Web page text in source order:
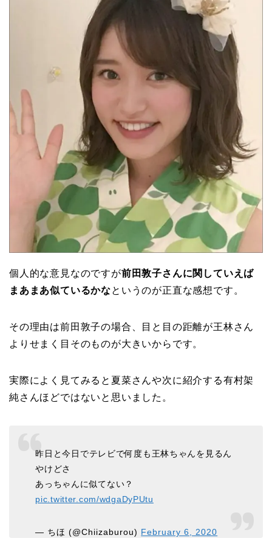
個人的な意見なのですが前田敦子さんに関していえば
まあまあ似ているかなというのが正直な感想です。
その理由は前田敦子の場合、目と目の距離が王林さん
よりせまく目そのものが大きいからです。
実際によく見てみると夏菜さんや次に紹介する有村架
純さんほどではないと思いました。
昨日と今日でテレビで何度も王林ちゃんを見るん
やけどさ
あっちゃんに似てない？
pic.twitter.com/wdgaDyPUtu
— ちほ (@Chiizaburou) February 6, 2020